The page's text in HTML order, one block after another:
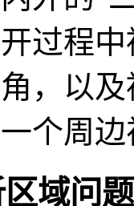
过程
，以
个周
域问题